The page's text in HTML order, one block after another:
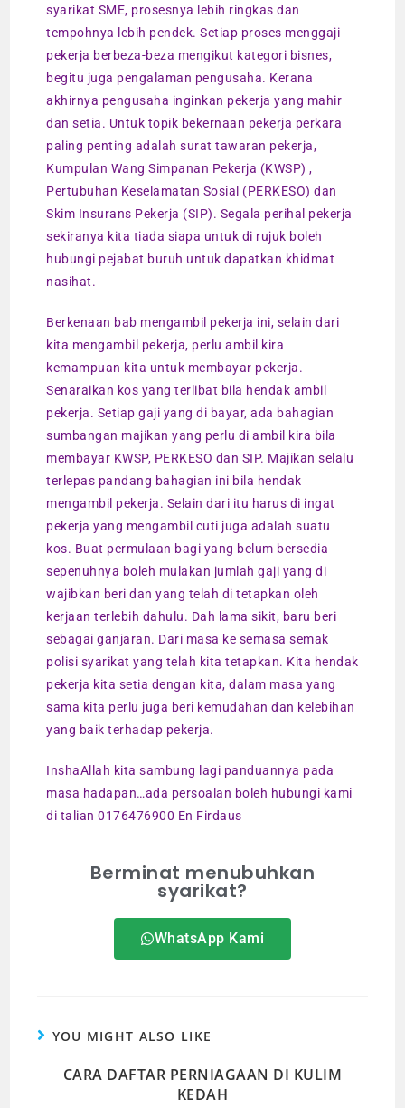
syarikat SME, prosesnya lebih ringkas dan
tempohnya lebih pendek. Setiap proses menggaji
pekerja berbeza-beza mengikut kategori bisnes,
begitu juga pengalaman pengusaha. Kerana
akhirnya pengusaha inginkan pekerja yang mahir
dan setia. Untuk topik bekernaan pekerja perkara
paling penting adalah surat tawaran pekerja,
Kumpulan Wang Simpanan Pekerja (KWSP) ,
Pertubuhan Keselamatan Sosial (PERKESO) dan
Skim Insurans Pekerja (SIP). Segala perihal pekerja
sekiranya kita tiada siapa untuk di rujuk boleh
hubungi pejabat buruh untuk dapatkan khidmat
nasihat.
Berkenaan bab mengambil pekerja ini, selain dari
kita mengambil pekerja, perlu ambil kira
kemampuan kita untuk membayar pekerja.
Senaraikan kos yang terlibat bila hendak ambil
pekerja. Setiap gaji yang di bayar, ada bahagian
sumbangan majikan yang perlu di ambil kira bila
membayar KWSP, PERKESO dan SIP. Majikan selalu
terlepas pandang bahagian ini bila hendak
mengambil pekerja. Selain dari itu harus di ingat
pekerja yang mengambil cuti juga adalah suatu
kos. Buat permulaan bagi yang belum bersedia
sepenuhnya boleh mulakan jumlah gaji yang di
wajibkan beri dan yang telah di tetapkan oleh
kerjaan terlebih dahulu. Dah lama sikit, baru beri
sebagai ganjaran. Dari masa ke semasa semak
polisi syarikat yang telah kita tetapkan. Kita hendak
pekerja kita setia dengan kita, dalam masa yang
sama kita perlu juga beri kemudahan dan kelebihan
yang baik terhadap pekerja.
InshaAllah kita sambung lagi panduannya pada
masa hadapan…ada persoalan boleh hubungi kami
di talian 0176476900 En Firdaus
Berminat menubuhkan
syarikat?
WhatsApp Kami
YOU MIGHT ALSO LIKE
CARA DAFTAR PERNIAGAAN DI KULIM
KEDAH